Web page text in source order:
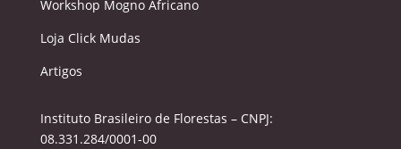
Workshop Mogno Africano
Loja Click Mudas
Artigos
Instituto Brasileiro de Florestas – CNPJ:
08.331.284/0001-00